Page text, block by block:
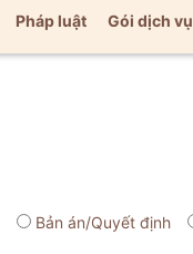
Pháp luật Gói dịch vụ
Bản án/Quyết định